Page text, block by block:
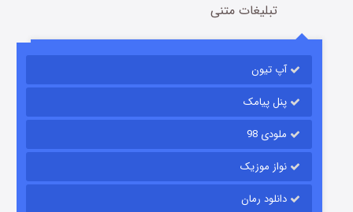
تبلیغات متنی
آپ تیون
پنل پیامک
ملودی 98
نواز موزیک
دانلود رمان